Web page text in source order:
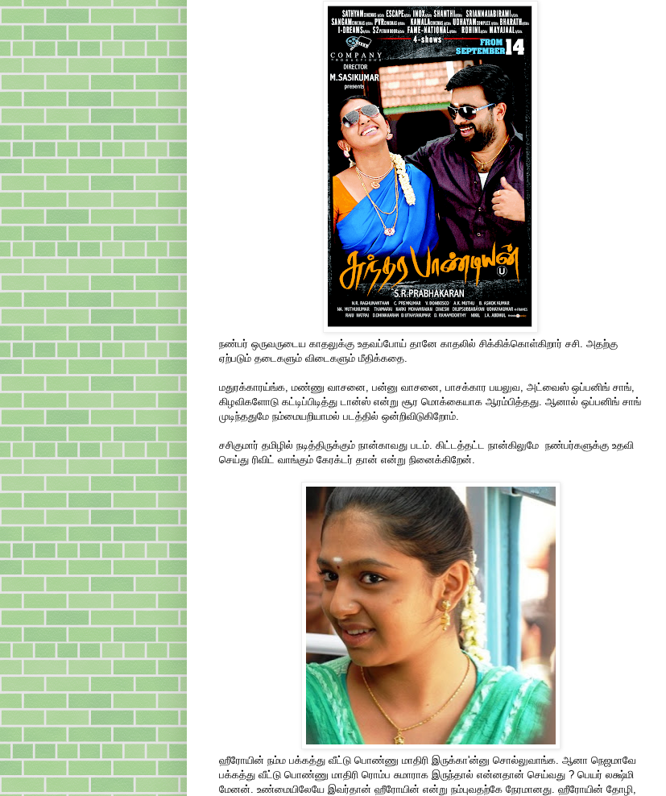
நண்பர் ஒருவருடைய காதலுக்கு உதவப்போய் தானே காதலில் சிக்கிக்கொள்கிறார் சசி. அதற்கு
ஏற்படும் தடைகளும் விடைகளும் மீதிக்கதை.
மதுரக்காரய்ங்க, மண்ணு வாசனை, பன்னு வாசனை, பாசக்கார பயலுவ, அட்வைஸ் ஒப்பனிங் சாங்,
கிழவிகளோடு கட்டிப்பிடித்து டான்ஸ் என்று சூர மொக்கையாக ஆரம்பித்தது. ஆனால் ஒப்பனிங் சாங்
முடிந்ததுமே நம்மையறியாமல் படத்தில் ஒன்றிவிடுகிறோம்.
சசிகுமார் தமிழில் நடித்திருக்கும் நான்காவது படம். கிட்டத்தட்ட நான்கிலுமே நண்பர்களுக்கு உதவி
செய்து ரிவிட் வாங்கும் கேரக்டர் தான் என்று நினைக்கிறேன்.
ஹீரோயின் நம்ம பக்கத்து வீட்டு பொண்ணு மாதிரி இருக்கா'ன்னு சொல்லுவாங்க. ஆனா நெஜமாவே
பக்கத்து வீட்டு பொண்ணு மாதிரி ரொம்ப சுமாராக இருந்தால் என்னதான் செய்வது ? பெயர் லக்ஷ்மி
மேனன். உண்மையிலேயே இவர்தான் ஹீரோயின் என்று நம்புவதற்கே நேரமானது. ஹீரோயின் தோழி,